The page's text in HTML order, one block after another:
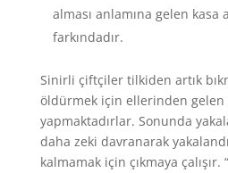
alması anlamına gelen kasa
farkındadır.
Sinirli çiftçiler tilkiden artık
öldürmek için ellerinden gelen
yapmaktadırlar. Sonunda
daha zeki davranarak
kalmamak için çıkmaya